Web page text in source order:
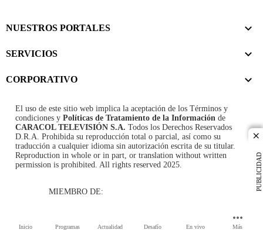
Inicio Programas Actualidad Desafío En vivo Más
PUBLICIDAD
NUESTROS PORTALES
SERVICIOS
CORPORATIVO
El uso de este sitio web implica la aceptación de los Términos y
condiciones y Políticas de Tratamiento de la Información de
CARACOL TELEVISIÓN S.A. Todos los Derechos Reservados
D.R.A. Prohibida su reproducción total o parcial, así como su
traducción a cualquier idioma sin autorización escrita de su titular.
Reproduction in whole or in part, or translation without written
permission is prohibited. All rights reserved 2025.
MIEMBRO DE: